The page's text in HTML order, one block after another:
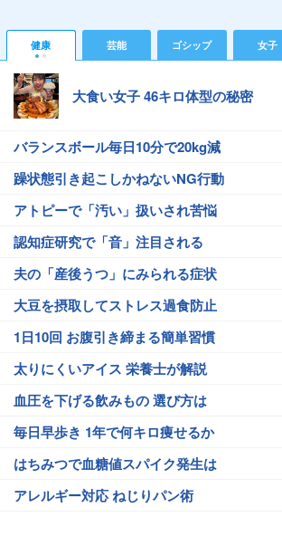
健康 芸能 ゴシップ 女子
大食い女子 46キロ体型の秘密
バランスボール毎日10分で20kg減
躁状態引き起こしかねないNG行動
アトピーで「汚い」扱いされ苦悩
認知症研究で「音」注目される
夫の「産後うつ」にみられる症状
大豆を摂取してストレス過食防止
1日10回 お腹引き締まる簡単習慣
太りにくいアイス 栄養士が解説
血圧を下げる飲みもの 選び方は
毎日早歩き 1年で何キロ痩せるか
はちみつで血糖値スパイク発生は
アレルギー対応 ねじりパン術